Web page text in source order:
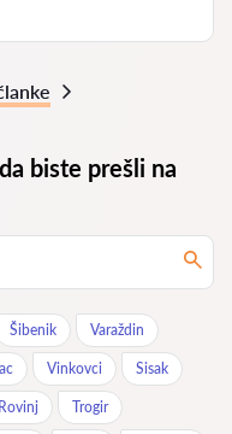
biste prešli na
Šibenik Varaždin
Vinkovci Sisak
Rovinj Trogir